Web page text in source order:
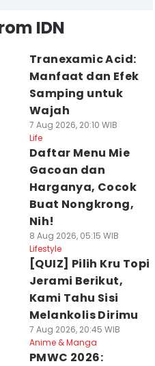
IDN
Tranexamic Acid:
Manfaat dan Efek
Samping untuk
Wajah
7 Aug 2026, 20:10 WIB
Life
Daftar Menu Mie
Gacoan dan
Harganya, Cocok
Buat Nongkrong,
Nih!
8 Aug 2026, 05:15 WIB
Lifestyle
[QUIZ] Pilih Kru Topi
Jerami Berikut,
Kami Tahu Sisi
Melankolis Dirimu
7 Aug 2026, 20:45 WIB
Anime & Manga
PMWC 2026: